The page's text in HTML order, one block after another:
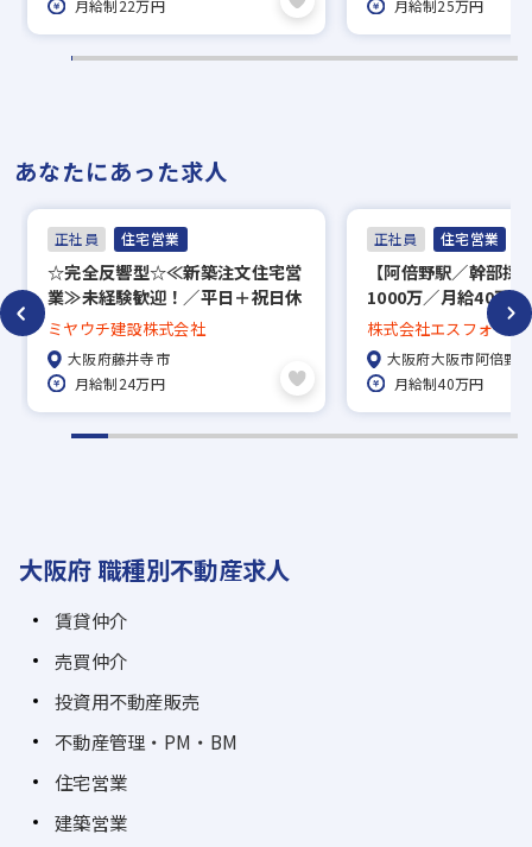
月給制22万円
月給制25万円
あなたにあった求人
正社員 住宅営業
☆完全反響型☆≪新築注文住宅営
業≫未経験歓迎！／平日＋祝日休
み／資格取得支援あり／マイカー
通勤OK
ミヤウチ建設株式会社
大阪府藤井寺市
月給制24万円
正社員 住宅営業
【阿倍野駅／幹部採
1000万／月給40万
ティブ／完全週休2
売・用地仕入れ、お
す。
株式会社エスフォーラ
大阪府大阪市阿倍野区
月給制40万円
大阪府 職種別不動産求人
賃貸仲介
売買仲介
投資用不動産販売
不動産管理・PM・BM
住宅営業
建築営業